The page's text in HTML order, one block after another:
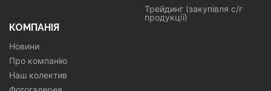
Трейдинг (закупівля с/г
продукції)
КОМПАНІЯ
Новини
Про компанію
Наш колектив